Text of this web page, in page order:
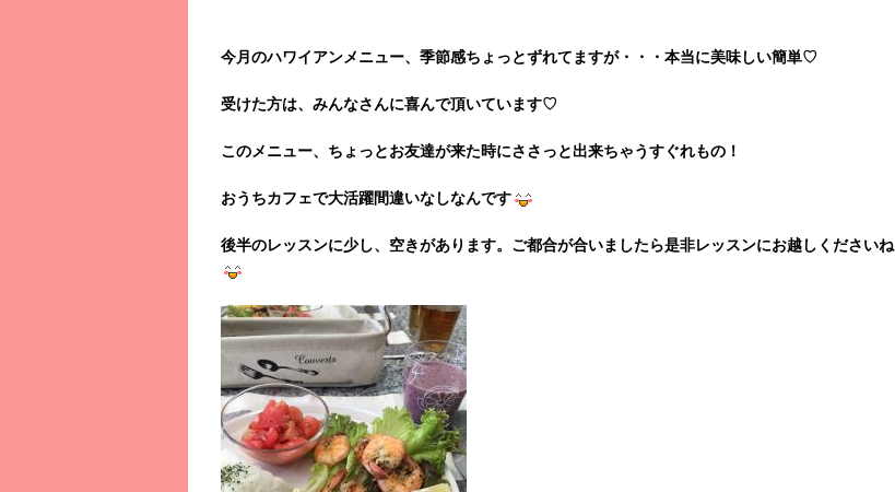
今月のハワイアンメニュー、季節感ちょっとずれてますが・・・本当に美味しい簡単♡
受けた方は、みんなさんに喜んで頂いています♡
このメニュー、ちょっとお友達が来た時にささっと出来ちゃうすぐれもの！
おうちカフェで大活躍間違いなしなんです
後半のレッスンに少し、空きがあります。ご都合が合いましたら是非レッスンにお越しくださいね